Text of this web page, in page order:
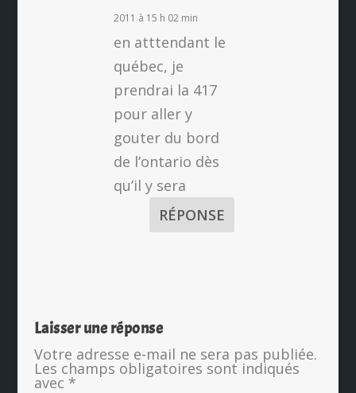
2011 à 15 h 02 min
en atttendant le
québec, je
prendrai la 417
pour aller y
gouter du bord
de l’ontario dès
qu’il y sera
RÉPONSE
Laisser une réponse
Votre adresse e-mail ne sera pas publiée.
Les champs obligatoires sont indiqués
avec *